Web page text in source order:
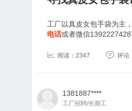
工厂以真皮女包手袋为主
电话或者微信
阅读：2347 评论
1381887****
工厂招聘/长期工